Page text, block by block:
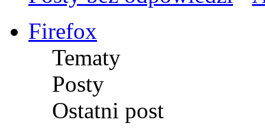
Firefox
Tematy
Posty
Ostatni post